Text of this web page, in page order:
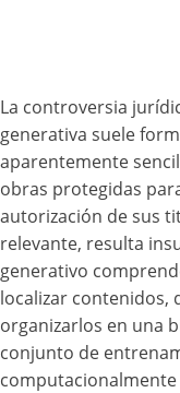
La controversia
generativa suele
aparentemente
obras protegidas
autorización de sus
relevante, resulta
generativo
localizar contenidos,
organizarlos en una
conjunto de